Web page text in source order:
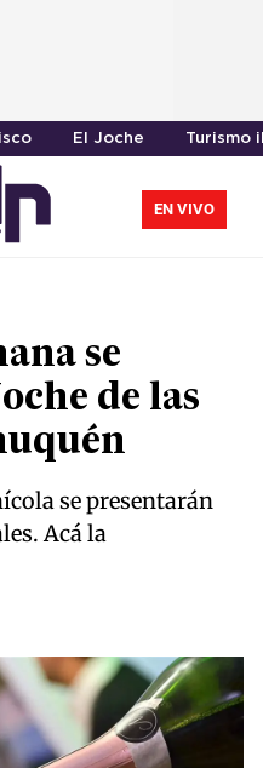
El Joche Turismo
EN VIVO
se
de las
se presentarán
Acá la